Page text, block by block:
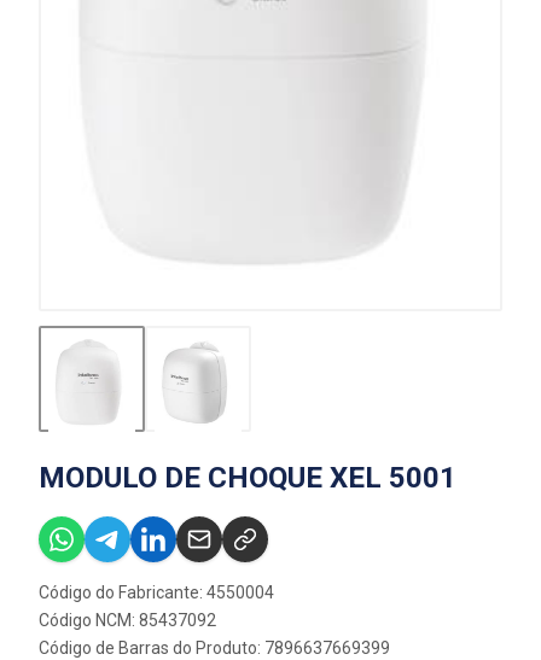
MODULO DE CHOQUE XEL 5001
Código do Fabricante: 4550004
Código NCM: 85437092
Código de Barras do Produto: 7896637669399